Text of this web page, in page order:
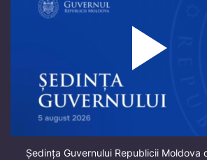
Ședința Guvernului Republicii Moldova